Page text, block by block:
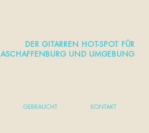
DER GITARREN HOT-SPOT FÜR
ASCHAFFENBURG UND UMGEBUNG
GEBRAUCHT KONTAKT